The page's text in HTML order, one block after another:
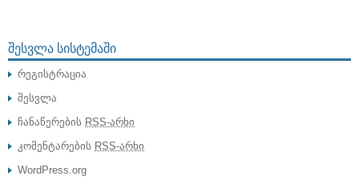
ᲨᲔᲡᲕᲚᲐ ᲡᲘᲡᲢᲔᲛᲐᲨᲘ
რეგისტრაცია
შესვლა
ჩანაწერების RSS-არხი
კომენტარების RSS-არხი
WordPress.org